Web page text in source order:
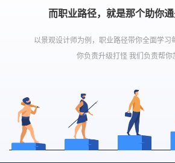
而职业路径，就是那个助你
以景观设计师为例，职业路径带你全面学习
你负责升级打怪 我们负责帮